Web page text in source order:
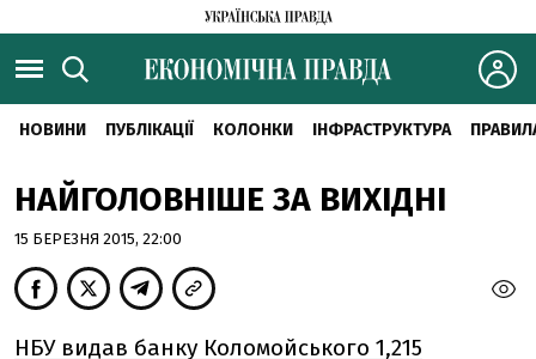
НОВИНИ ПУБЛІКАЦІЇ КОЛОНКИ ІНФРАСТРУКТУРА
НАЙГОЛОВНІШЕ ЗА ВИХІДНІ
15 БЕРЕЗНЯ 2015, 22:00
НБУ видав банку Коломойського 1,215